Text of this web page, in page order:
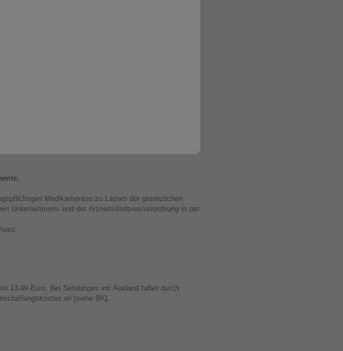
Medikamenten zu Lasten der gesetzlichen
Unternehmens und der Arzneimittelpreisverordnung in der
13,99 Euro. Bei Sendungen ins Ausland fallen durch
an (siehe BK).